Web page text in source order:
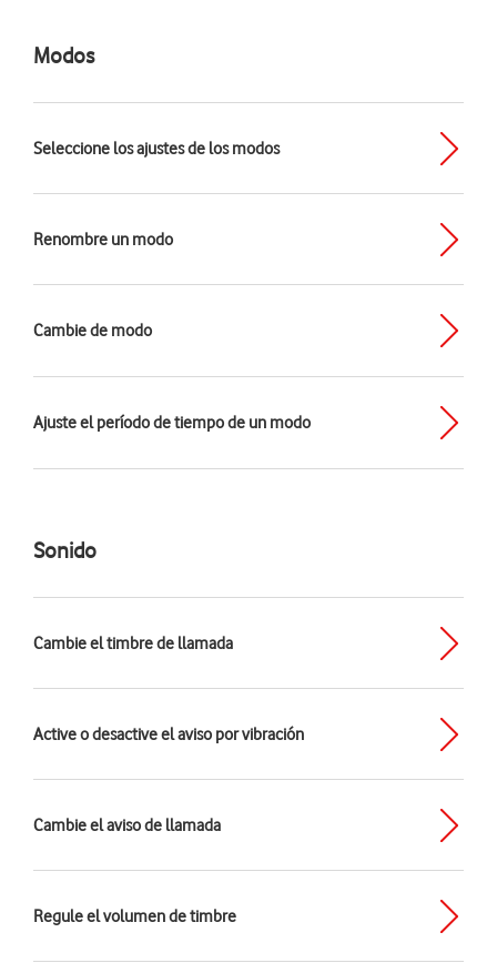
Modos
Seleccione los ajustes de los modos
Renombre un modo
Cambie de modo
Ajuste el período de tiempo de un modo
Sonido
Cambie el timbre de llamada
Active o desactive el aviso por vibración
Cambie el aviso de llamada
Regule el volumen de timbre